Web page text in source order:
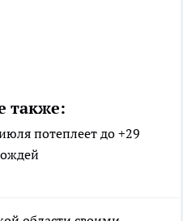
также:
потеплеет до +29